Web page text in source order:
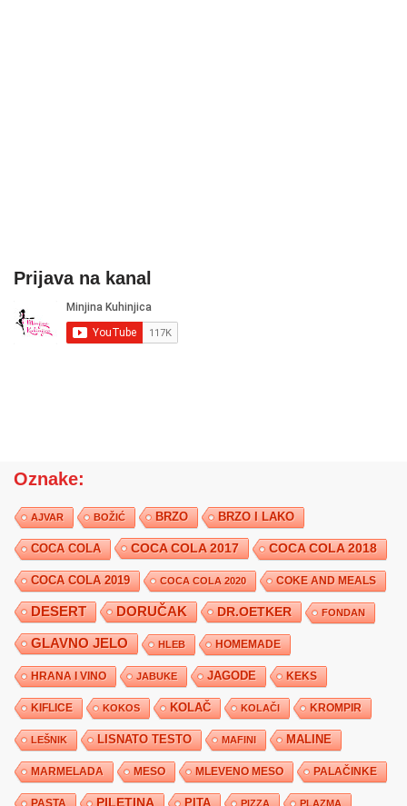
Prijava na kanal
Oznake:
AJVAR BOŽIĆ BRZO BRZO I LAKO
COCA COLA COCA COLA 2017 COCA COLA 2018
COCA COLA 2019 COCA COLA 2020 COKE AND MEALS
DESERT DORUČAK DR.OETKER FONDAN
GLAVNO JELO HLEB HOMEMADE
HRANA I VINO JABUKE JAGODE KEKS
KIFLICE KOKOS KOLAČ KOLAČI KROMPIR
LEŠNIK LISNATO TESTO MAFINI MALINE
MARMELADA MESO MLEVENO MESO PALAČINKE
PASTA PILETINA PITA PIZZA PLAZMA